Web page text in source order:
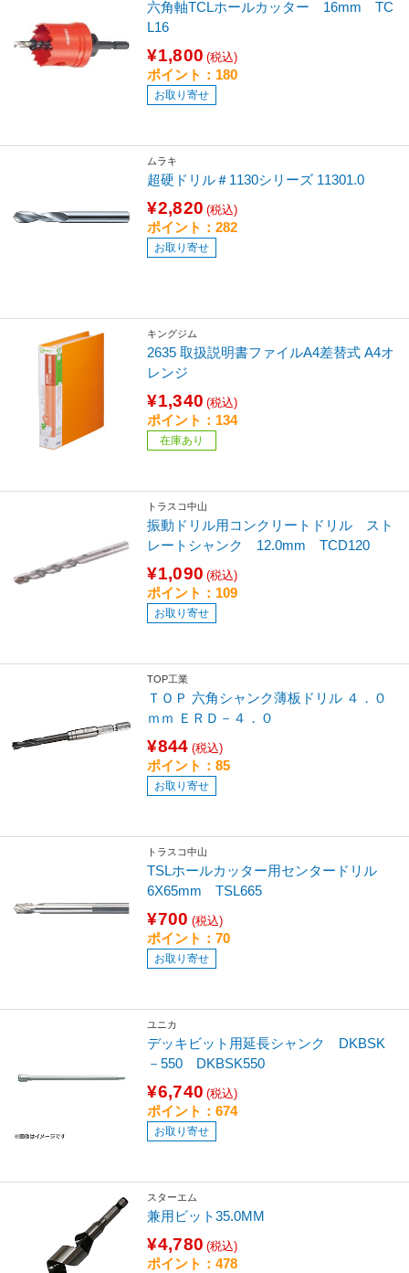
六角軸TCLホールカッター 16mm TC
L16
¥1,800 (税込)
ポイント：180
お取り寄せ
ムラキ
超硬ドリル＃1130シリーズ 11301.0
¥2,820 (税込)
ポイント：282
お取り寄せ
キングジム
2635 取扱説明書ファイルA4差替式 A4オ
レンジ
¥1,340 (税込)
ポイント：134
在庫あり
トラスコ中山
振動ドリル用コンクリートドリル スト
レートシャンク 12.0mm TCD120
¥1,090 (税込)
ポイント：109
お取り寄せ
TOP工業
ＴＯＰ 六角シャンク薄板ドリル ４．０
ｍｍ ＥＲＤ－４．０
¥844 (税込)
ポイント：85
お取り寄せ
トラスコ中山
TSLホールカッター用センタードリル
6X65mm TSL665
¥700 (税込)
ポイント：70
お取り寄せ
ユニカ
デッキビット用延長シャンク DKBSK
－550 DKBSK550
¥6,740 (税込)
ポイント：674
お取り寄せ
スターエム
兼用ビット35.0MM
¥4,780 (税込)
ポイント：478